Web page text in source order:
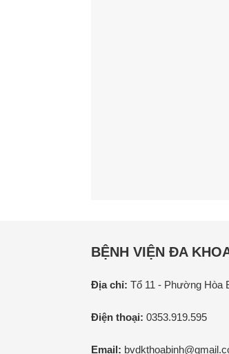
BỆNH VIỆN ĐA
Địa chỉ: Tổ 11 - Phường Hòa
Điện thoại: 0353.919.595
Email: